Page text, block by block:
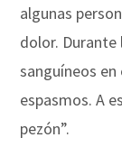
algunas
dolor. Durante
sanguíneos
espasmos. A
pezón”.